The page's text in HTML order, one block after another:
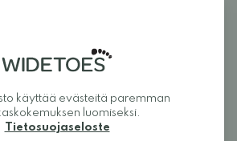
suosikkini - erittäin mukavat lenkkarit,
mukavat jalassa ja joita ei edes
löytämään kengät, jotka ovat sekä
Olemme erikoistuneet leveälestisiin
käyttää evästeitä paremman
luomiseksi.
Tietosuojaseloste